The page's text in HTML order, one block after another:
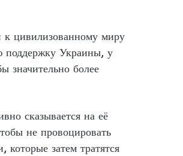
цивилизованному миру
поддержку Украины, у
значительно более
сказывается на её
не провоцировать
затем тратятся